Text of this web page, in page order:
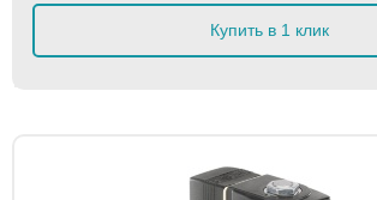
Купить в 1 клик